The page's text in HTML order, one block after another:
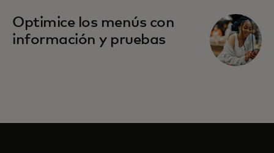
Optimice los menús con
información y pruebas